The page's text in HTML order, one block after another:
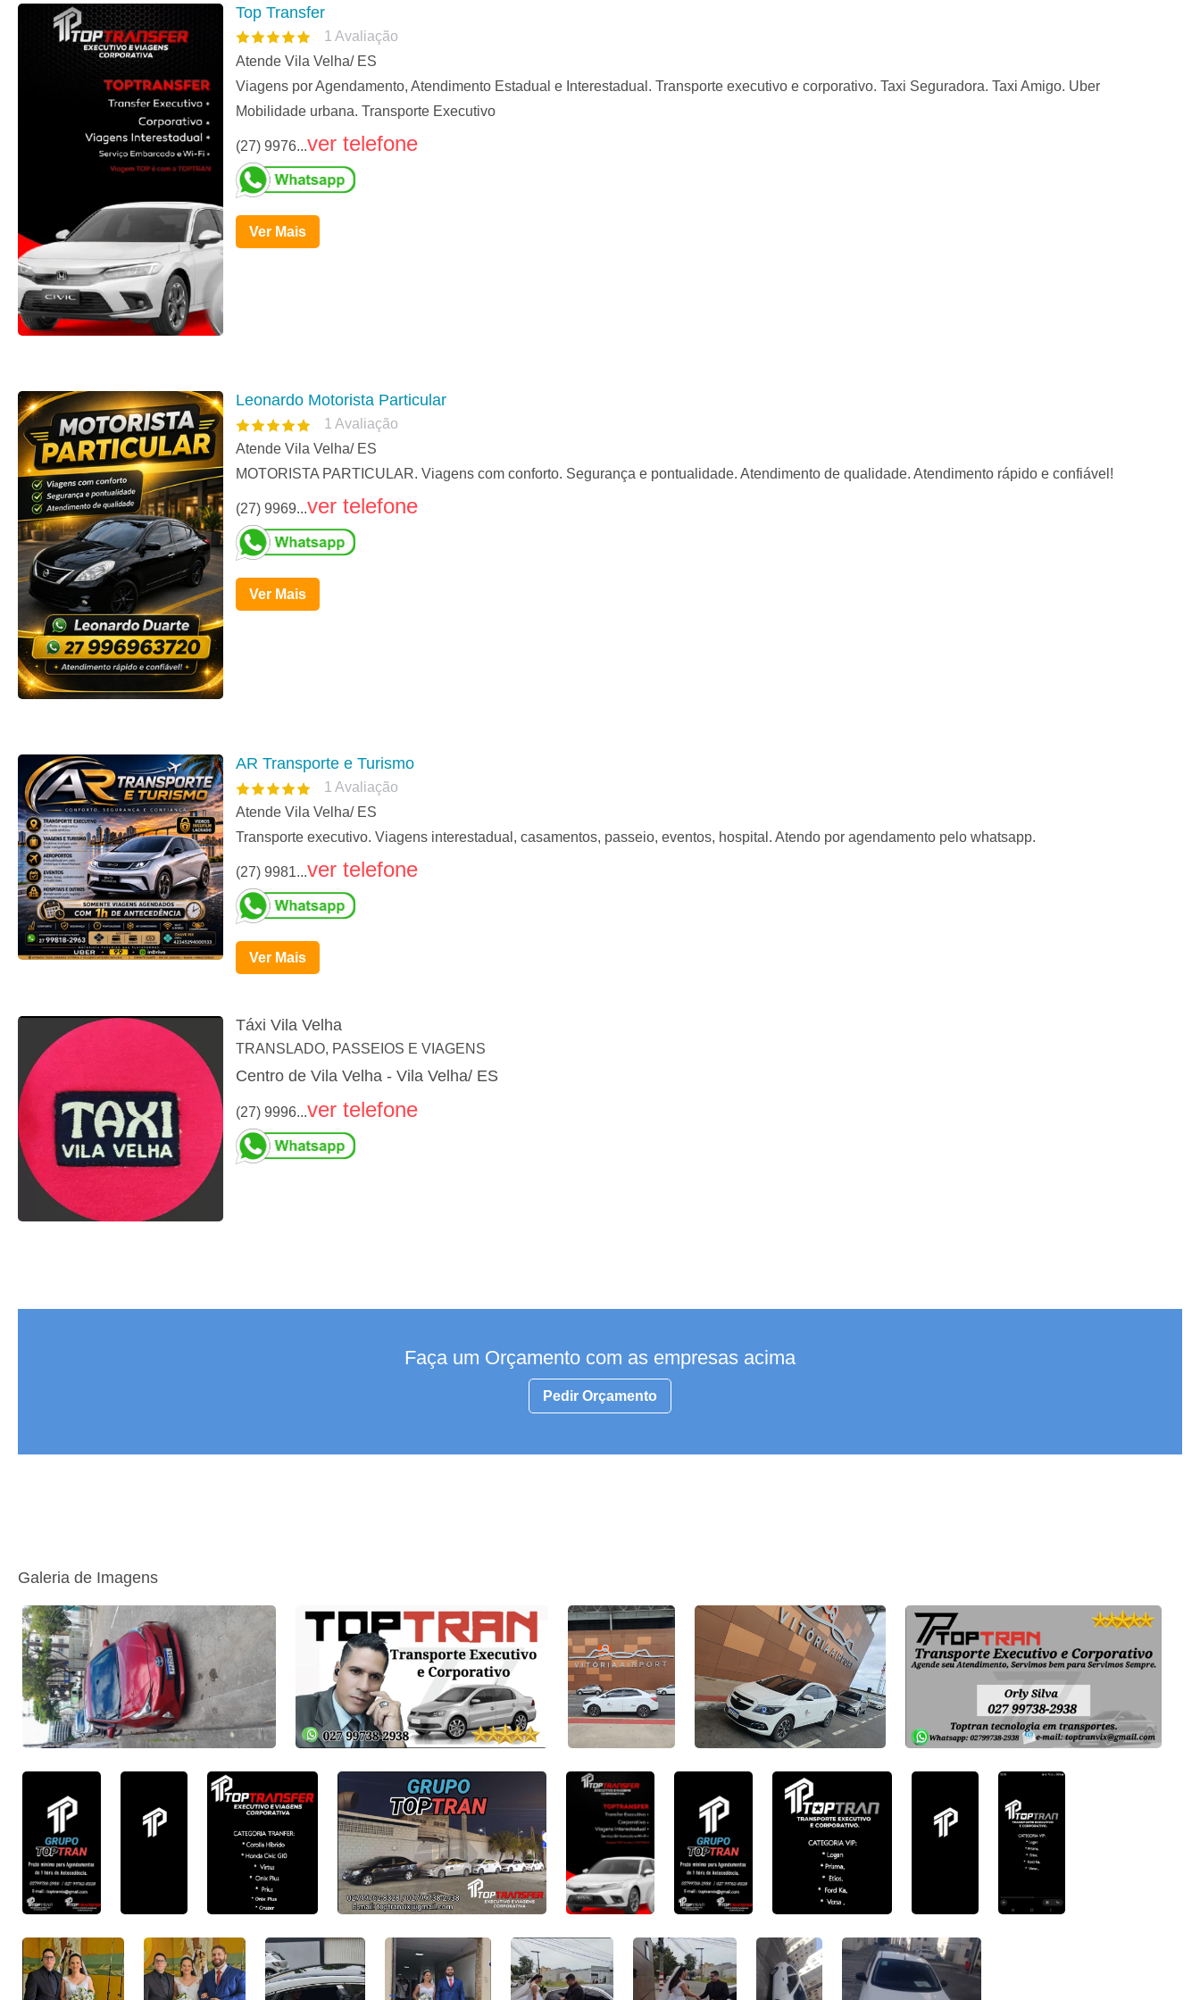
Top Transfer
1 Avaliação
Atende Vila Velha/ ES
Viagens por Agendamento, Atendimento Estadual e Interestadual. Transporte executivo e corporativo. Taxi Seguradora. Taxi Amigo. Uber
Mobilidade urbana. Transporte Executivo
(27) 9976...ver telefone
Ver Mais
Leonardo Motorista Particular
1 Avaliação
Atende Vila Velha/ ES
MOTORISTA PARTICULAR. Viagens com conforto. Segurança e pontualidade. Atendimento de qualidade. Atendimento rápido e confiável!
(27) 9969...ver telefone
Ver Mais
AR Transporte e Turismo
1 Avaliação
Atende Vila Velha/ ES
Transporte executivo. Viagens interestadual, casamentos, passeio, eventos, hospital. Atendo por agendamento pelo whatsapp.
(27) 9981...ver telefone
Ver Mais
Táxi Vila Velha
TRANSLADO, PASSEIOS E VIAGENS
Centro de Vila Velha - Vila Velha/ ES
(27) 9996...ver telefone
Faça um Orçamento com as empresas acima
Pedir Orçamento
Galeria de Imagens